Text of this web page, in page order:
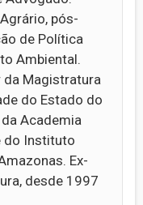
pós-
de Política
Ambiental.
da Magistratura
do Estado do
Academia
do Instituto
Ex-
desde 1997